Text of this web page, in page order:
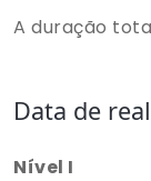
A duração
Data de
Nível I